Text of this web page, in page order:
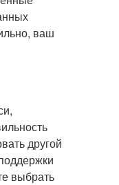
ваш
другой
выбрать